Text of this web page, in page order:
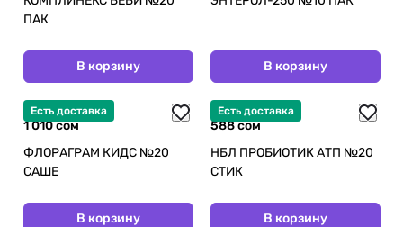
ПАК
В корзину В корзину
Есть доставка
1 010 сом
ФЛОРАГРАМ КИДС №20
САШЕ
В корзину
Есть доставка
588 сом
НБЛ ПРОБИОТИК АТП №20
СТИК
В корзину